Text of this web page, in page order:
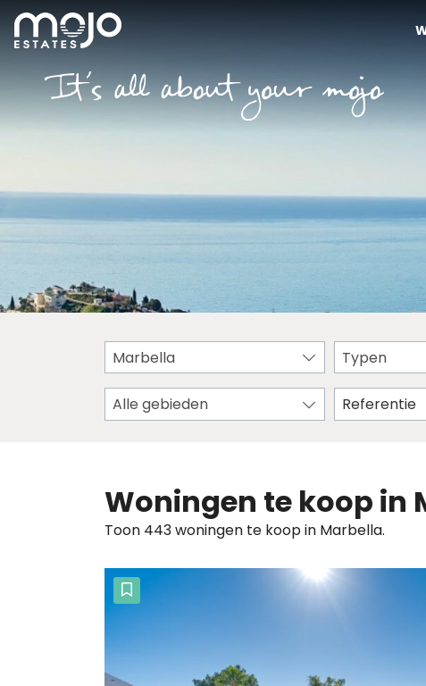
Marbella Typen
Alle gebieden
Woningen te koop in
Toon 443 woningen te koop in Marbella.